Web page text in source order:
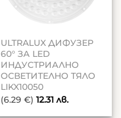
ULTRALUX ДИФУЗЕР
60° ЗА LED
ИНДУСТРИАЛНО
ОСВЕТИТЕЛНО ТЯЛО
LIKX10050
(6.29 €) 12.31лв.